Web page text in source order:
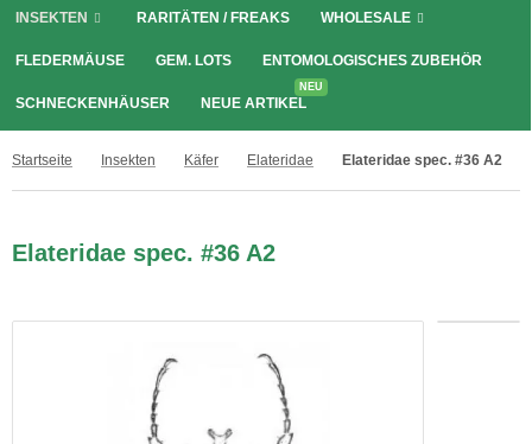
INSEKTEN RARITÄTEN / FREAKS WHOLESALE
FLEDERMÄUSE GEM. LOTS ENTOMOLOGISCHES ZUBEHÖR
SCHNECKENHÄUSER NEUE ARTIKEL
NEU
Startseite Insekten Käfer Elateridae Elateridae spec. #36 A2
Elateridae spec. #36 A2